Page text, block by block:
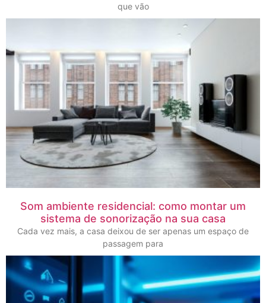
que vão
Som ambiente residencial: como montar um
sistema de sonorização na sua casa
Cada vez mais, a casa deixou de ser apenas um espaço de
passagem para